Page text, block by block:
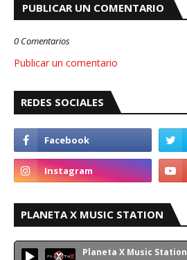
PUBLICAR UN COMENTARIO
0 Comentarios
Publicar un comentario
REDES SOCIALES
PLANETA X MUSIC STATION
Planeta X Music Station